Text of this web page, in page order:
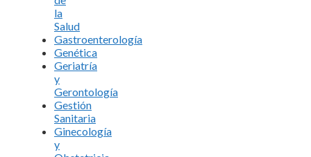
la
Salud
Gastroenterología
Genética
Geriatría
y
Gerontología
Gestión
Sanitaria
Ginecología
y